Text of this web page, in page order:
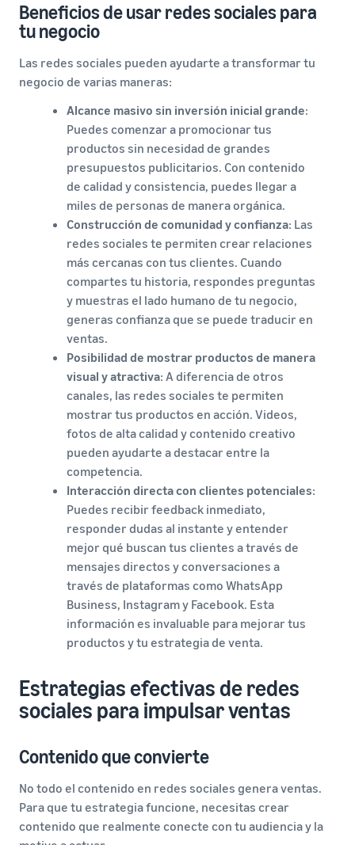
Beneficios de usar redes sociales para
tu negocio
Las redes sociales pueden ayudarte a transformar tu
negocio de varias maneras:
Alcance masivo sin inversión inicial grande:
Puedes comenzar a promocionar tus
productos sin necesidad de grandes
presupuestos publicitarios. Con contenido
de calidad y consistencia, puedes llegar a
miles de personas de manera orgánica.
Construcción de comunidad y confianza: Las
redes sociales te permiten crear relaciones
más cercanas con tus clientes. Cuando
compartes tu historia, respondes preguntas
y muestras el lado humano de tu negocio,
generas confianza que se puede traducir en
ventas.
Posibilidad de mostrar productos de manera
visual y atractiva: A diferencia de otros
canales, las redes sociales te permiten
mostrar tus productos en acción. Videos,
fotos de alta calidad y contenido creativo
pueden ayudarte a destacar entre la
competencia.
Interacción directa con clientes potenciales:
Puedes recibir feedback inmediato,
responder dudas al instante y entender
mejor qué buscan tus clientes a través de
mensajes directos y conversaciones a
través de plataformas como WhatsApp
Business, Instagram y Facebook. Esta
información es invaluable para mejorar tus
productos y tu estrategia de venta.
Estrategias efectivas de redes
sociales para impulsar ventas
Contenido que convierte
No todo el contenido en redes sociales genera ventas.
Para que tu estrategia funcione, necesitas crear
contenido que realmente conecte con tu audiencia y la